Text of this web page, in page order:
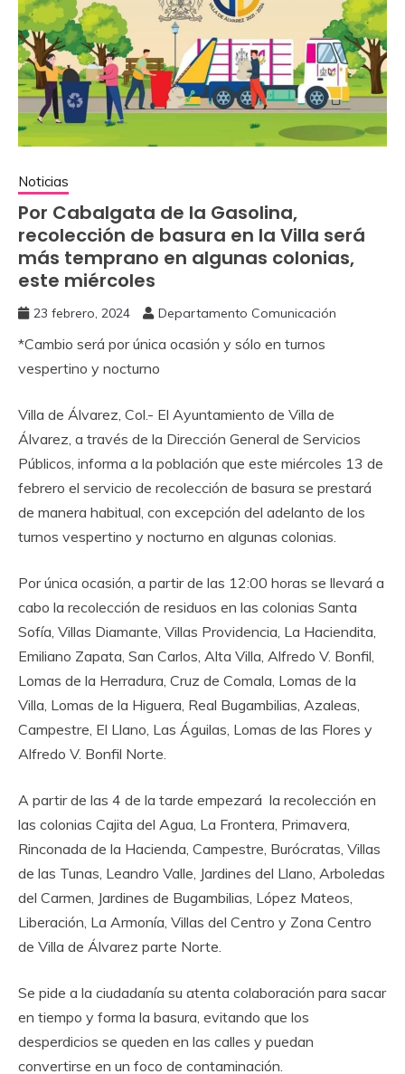
Noticias
Por Cabalgata de la Gasolina,
recolección de basura en la Villa será
más temprano en algunas colonias,
este miércoles
23 febrero, 2024 Departamento Comunicación
*Cambio será por única ocasión y sólo en turnos
vespertino y nocturno
Villa de Álvarez, Col.- El Ayuntamiento de Villa de
Álvarez, a través de la Dirección General de Servicios
Públicos, informa a la población que este miércoles 13 de
febrero el servicio de recolección de basura se prestará
de manera habitual, con excepción del adelanto de los
turnos vespertino y nocturno en algunas colonias.
Por única ocasión, a partir de las 12:00 horas se llevará a
cabo la recolección de residuos en las colonias Santa
Sofía, Villas Diamante, Villas Providencia, La Haciendita,
Emiliano Zapata, San Carlos, Alta Villa, Alfredo V. Bonfil,
Lomas de la Herradura, Cruz de Comala, Lomas de la
Villa, Lomas de la Higuera, Real Bugambilias, Azaleas,
Campestre, El Llano, Las Águilas, Lomas de las Flores y
Alfredo V. Bonfil Norte.
A partir de las 4 de la tarde empezará la recolección en
las colonias Cajita del Agua, La Frontera, Primavera,
Rinconada de la Hacienda, Campestre, Burócratas, Villas
de las Tunas, Leandro Valle, Jardines del Llano, Arboledas
del Carmen, Jardines de Bugambilias, López Mateos,
Liberación, La Armonía, Villas del Centro y Zona Centro
de Villa de Álvarez parte Norte.
Se pide a la ciudadanía su atenta colaboración para sacar
en tiempo y forma la basura, evitando que los
desperdicios se queden en las calles y puedan
convertirse en un foco de contaminación.